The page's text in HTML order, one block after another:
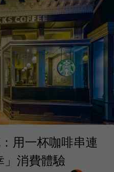
用一杯咖啡串連
消費體驗